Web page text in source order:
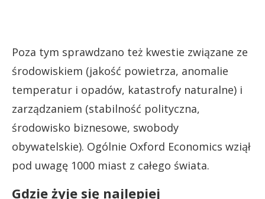
Poza tym sprawdzano też kwestie związane ze
środowiskiem (jakość powietrza, anomalie
temperatur i opadów, katastrofy naturalne) i
zarządzaniem (stabilność polityczna,
środowisko biznesowe, swobody
obywatelskie). Ogólnie Oxford Economics wziął
pod uwagę 1000 miast z całego świata.
Gdzie żyje się najlepiej